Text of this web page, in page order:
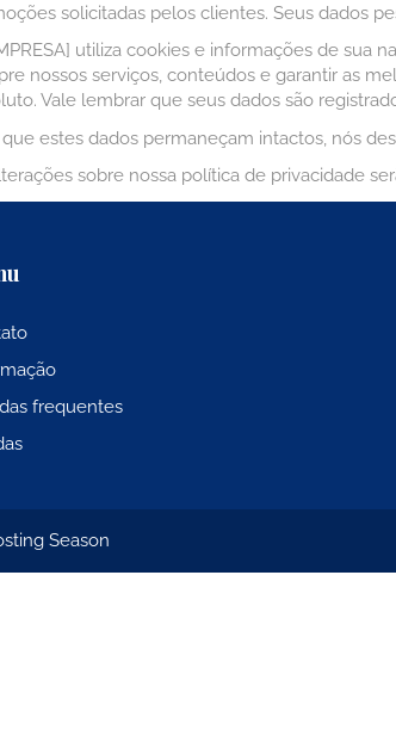
solicitadas pelos clientes. Seus dados
utiliza cookies e informações de sua
nossos serviços, conteúdos e garantir as
Vale lembrar que seus dados são
que estes dados permaneçam intactos, nós
sobre nossa política de privacidade
frequentes
Season